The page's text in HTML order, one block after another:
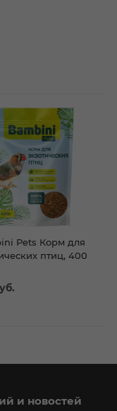
Pets Корм для
птиц, 400
и новостей